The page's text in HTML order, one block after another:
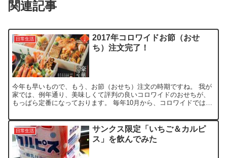
関連記事
日常生活
2017年コロワイドお節（おせ
ち）注文完了！
今年も早いもので、もう、お節（おせち）注文の時期ですね。 我が
家では、例年通り、美味しくて評判の良いコロワイドのおせちが、
もっぱら定番になっております。 毎年10月から、コロワイドでは２
日常生活
サンクス限定「いちご＆カルピ
ス」を飲んでみた